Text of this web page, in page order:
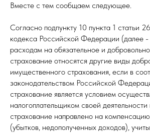
Вместе с тем сообщаем следующее.
Согласно подпункту 10 пункта 1 статьи
кодекса Российской Федерации (далее
расходам на обязательное и
страхование относятся другие виды
имущественного страхования, если в
законодательством Российской
страхование является условием
налогоплательщиком своей
страхование направлено на
(убытков, недополученных доходов),